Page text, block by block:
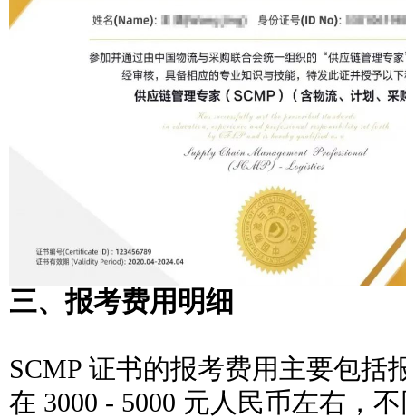
三、报考费用明细
SCMP 证书的报考费用主要包括
在 3000 - 5000 元人民币左右，